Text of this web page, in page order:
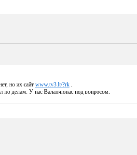
но их сайт www.tv3.lt/?rk
по делам. У нас Валанчюнас под вопросом.